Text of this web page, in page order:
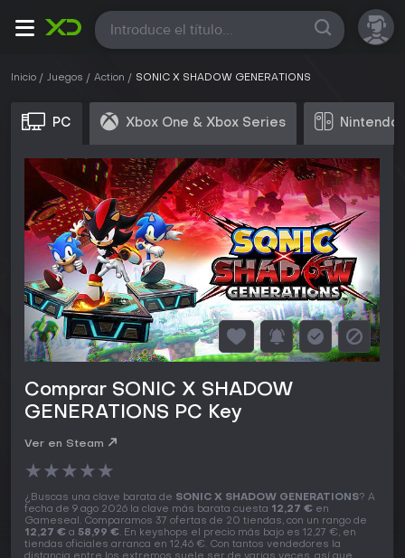
Todas
Inicio Juegos Action SONIC X SHADOW GENERATIONS
PC Xbox One & Xbox Series Nintendo
Comprar SONIC X SHADOW
GENERATIONS PC Key
Ver en Steam
★★★★★
¿Buscas una clave barata de SONIC X SHADOW GENERATIONS? A
fecha de 9 ago 2026 la clave más barata cuesta 12,27 € en
Gameseal. Comparamos 37 ofertas de 20 tiendas, con un rango de
12,27 € a 58,99 €. En keyshops el precio más bajo es 12,27 €, en
tiendas oficiales arranca en 12,46 €. Con tantos vendedores la